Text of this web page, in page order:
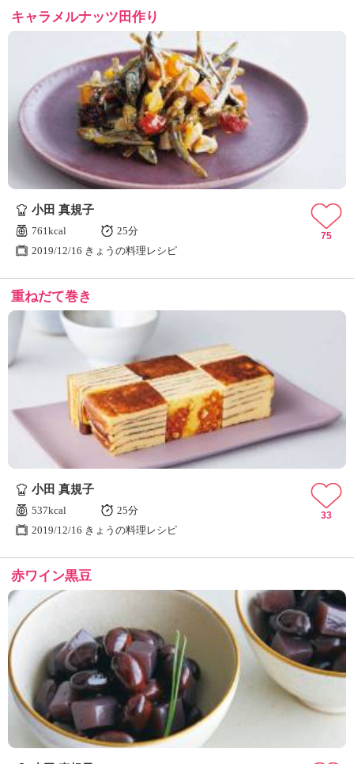
キャラメルナッツ田作り
小田 真規子
761kcal
25分
2019/12/16 きょうの料理レシピ
75
重ねだて巻き
小田 真規子
537kcal
25分
2019/12/16 きょうの料理レシピ
33
赤ワイン黒豆